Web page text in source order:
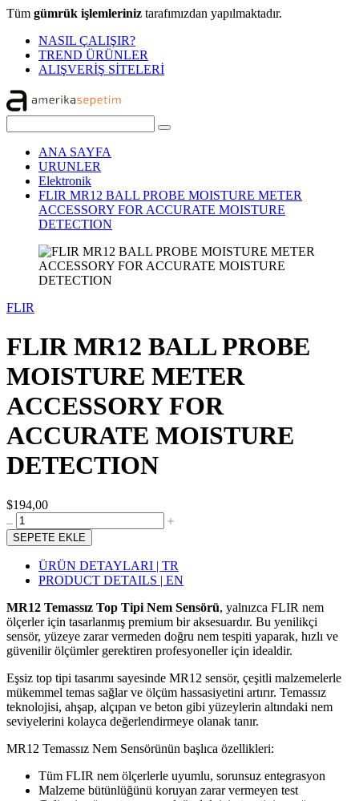
Tüm gümrük işlemleriniz tarafımızdan yapılmaktadır.
NASIL ÇALIŞIR?
TREND ÜRÜNLER
ALIŞVERİŞ SİTELERİ
ANA SAYFA
URUNLER
Elektronik
FLIR MR12 BALL PROBE MOISTURE METER
ACCESSORY FOR ACCURATE MOISTURE
DETECTION
FLIR
FLIR MR12 BALL PROBE
MOISTURE METER
ACCESSORY FOR
ACCURATE MOISTURE
DETECTION
$194,00
SEPETE EKLE
ÜRÜN DETAYLARI | TR
PRODUCT DETAILS | EN
MR12 Temassız Top Tipi Nem Sensörü, yalnızca FLIR nem
ölçerler için tasarlanmış premium bir aksesuardır. Bu yenilikçi
sensör, yüzeye zarar vermeden doğru nem tespiti yaparak, hızlı ve
güvenilir ölçümler gerektiren profesyoneller için idealdir.
Eşsiz top tipi tasarımı sayesinde MR12 sensör, çeşitli malzemelerle
mükemmel temas sağlar ve ölçüm hassasiyetini artırır. Temassız
teknolojisi, ahşap, alçıpan ve beton gibi yüzeylerin altındaki nem
seviyelerini kolayca değerlendirmeye olanak tanır.
MR12 Temassız Nem Sensörünün başlıca özellikleri:
Tüm FLIR nem ölçerlerle uyumlu, sorunsuz entegrasyon
Malzeme bütünlüğünü koruyan zarar vermeyen test